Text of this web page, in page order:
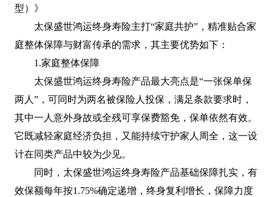
型）》
太保盛世鸿运终身寿险主打“家庭共护”，精准贴合家
庭整体保障与财富传承的需求，其主要优势如下：
1.家庭整体保障
太保盛世鸿运终身寿险产品最大亮点是“一张保单保
两人”，可同时为两名被保险人投保，满足条款要求时，
其中一人意外身故或全残可享保费豁免，保单依然有效。
它既减轻家庭经济负担，又能持续守护家人周全，这一设
计在同类产品中较为少见。
同时，太保盛世鸿运终身寿险产品基础保障扎实，有
效保额每年按1.75%确定递增，终身复利增长，保障力度